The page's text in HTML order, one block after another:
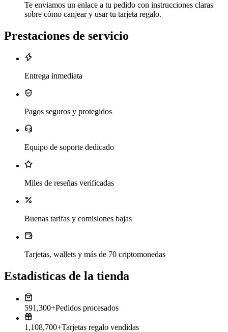
Te enviamos un enlace a tu pedido con instrucciones claras
sobre cómo canjear y usar tu tarjeta regalo.
Prestaciones de servicio
Entrega inmediata
Pagos seguros y protegidos
Equipo de soporte dedicado
Miles de reseñas verificadas
Buenas tarifas y comisiones bajas
Tarjetas, wallets y más de 70 criptomonedas
Estadísticas de la tienda
591,300+Pedidos procesados
1,108,700+Tarjetas regalo vendidas